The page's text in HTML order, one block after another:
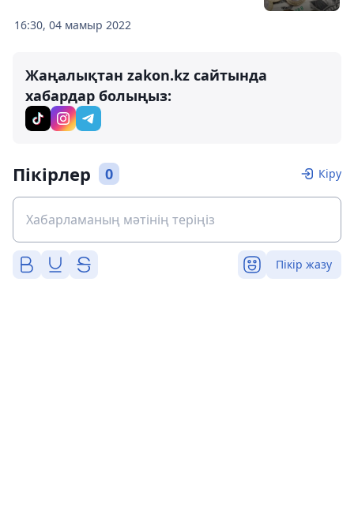
16:30, 04 мамыр 2022
Жаңалықтан zakon.kz сайтында
хабардар болыңыз:
Пікірлер 0 Кіру
Пікір жазу